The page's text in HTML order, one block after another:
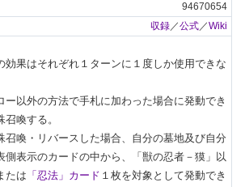
94670654
収録／公式／Wiki
果はそれぞれ１ターンに１度しか使用できな
以外の方法で手札に加わった場合に発動でき
喚する。
喚・リバースした場合、自分の墓地及び自分
側表示のカードの中から、「獣の忍者－獏」以
たは 「忍法」カード １枚を対象として発動でき